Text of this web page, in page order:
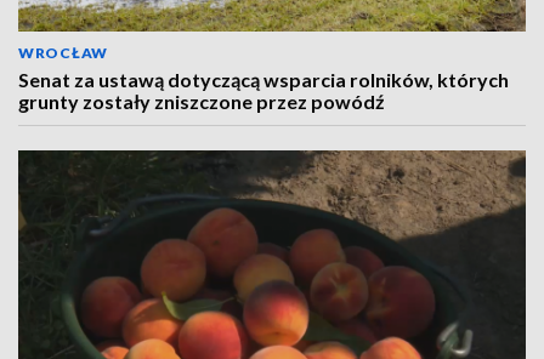
WROCŁAW
Senat za ustawą dotyczącą wsparcia rolników, których
grunty zostały zniszczone przez powódź